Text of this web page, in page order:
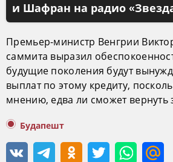
и Шафран на радио
Премьер-министр Венгрии
саммита выразил
будущие поколения будут
выплат по этому кредиту,
мнению, едва ли сможет вернуть
Будапешт